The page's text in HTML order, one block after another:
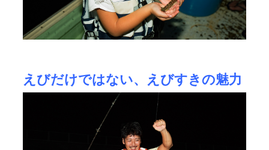
えびだけではない、えびすきの魅力